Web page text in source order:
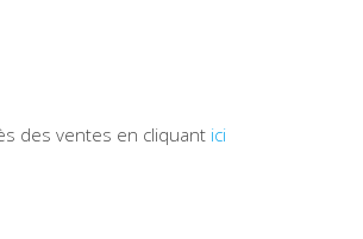
des ventes en cliquant ici